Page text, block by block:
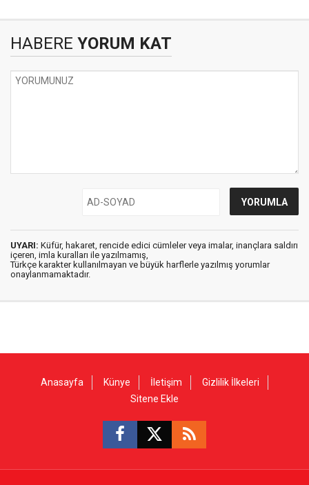
HABERE YORUM KAT
UYARI: Küfür, hakaret, rencide edici cümleler veya imalar, inançlara saldırı
içeren, imla kuralları ile yazılmamış,
Türkçe karakter kullanılmayan ve büyük harflerle yazılmış yorumlar
onaylanmamaktadır.
Anasayfa Künye İletişim
Gizlilik İlkeleri
Sitene Ekle